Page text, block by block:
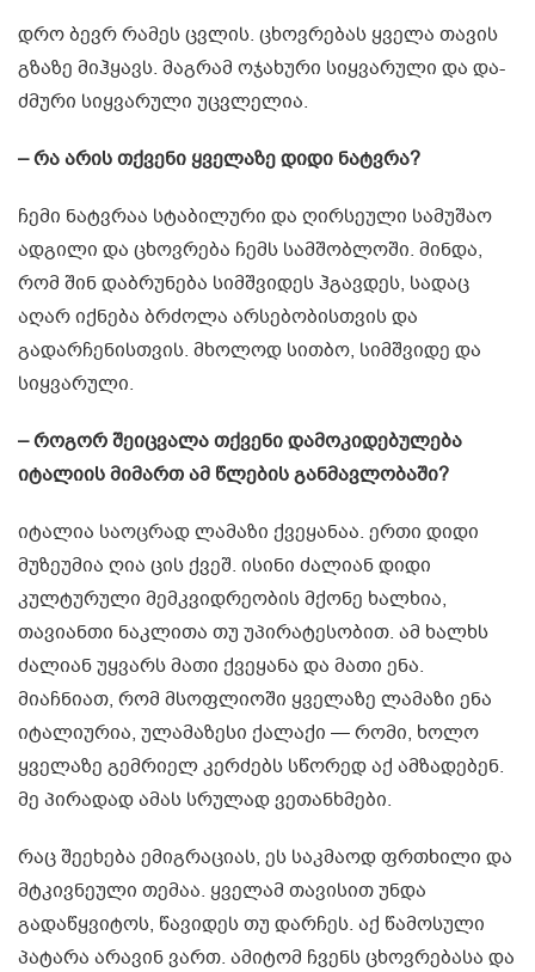
დრო ბევრ რამეს ცვლის. ცხოვრებას ყველა თავის
გზაზე მიჰყავს. მაგრამ ოჯახური სიყვარული და და-
ძმური სიყვარული უცვლელია.
– რა არის თქვენი ყველაზე დიდი ნატვრა?
ჩემი ნატვრაა სტაბილური და ღირსეული სამუშაო
ადგილი და ცხოვრება ჩემს სამშობლოში. მინდა,
რომ შინ დაბრუნება სიმშვიდეს ჰგავდეს, სადაც
აღარ იქნება ბრძოლა არსებობისთვის და
გადარჩენისთვის. მხოლოდ სითბო, სიმშვიდე და
სიყვარული.
– როგორ შეიცვალა თქვენი დამოკიდებულება
იტალიის მიმართ ამ წლების განმავლობაში?
იტალია საოცრად ლამაზი ქვეყანაა. ერთი დიდი
მუზეუმია ღია ცის ქვეშ. ისინი ძალიან დიდი
კულტურული მემკვიდრეობის მქონე ხალხია,
თავიანთი ნაკლითა თუ უპირატესობით. ამ ხალხს
ძალიან უყვარს მათი ქვეყანა და მათი ენა.
მიაჩნიათ, რომ მსოფლიოში ყველაზე ლამაზი ენა
იტალიურია, ულამაზესი ქალაქი — რომი, ხოლო
ყველაზე გემრიელ კერძებს სწორედ აქ ამზადებენ.
მე პირადად ამას სრულად ვეთანხმები.
რაც შეეხება ემიგრაციას, ეს საკმაოდ ფრთხილი და
მტკივნეული თემაა. ყველამ თავისით უნდა
გადაწყვიტოს, წავიდეს თუ დარჩეს. აქ წამოსული
პატარა არავინ ვართ. ამიტომ ჩვენს ცხოვრებასა და